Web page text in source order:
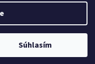
Súhlasím
práva vyhradené.Upraviť